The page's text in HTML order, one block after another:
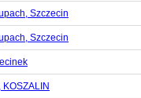
Szczecin
Szczecin